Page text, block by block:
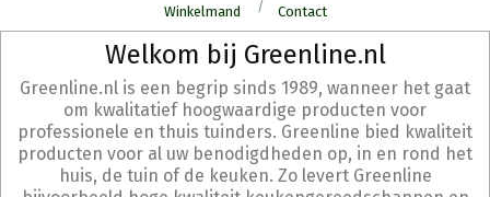
Winkelmand
Contact
Menu
Welkom bij Greenline.nl
Greenline.nl is een begrip sinds 1989, wanneer het gaat
om kwalitatief hoogwaardige producten voor
professionele en thuis tuinders. Greenline bied kwaliteit
producten voor al uw benodigdheden op, in en rond het
huis, de tuin of de keuken. Zo levert Greenline